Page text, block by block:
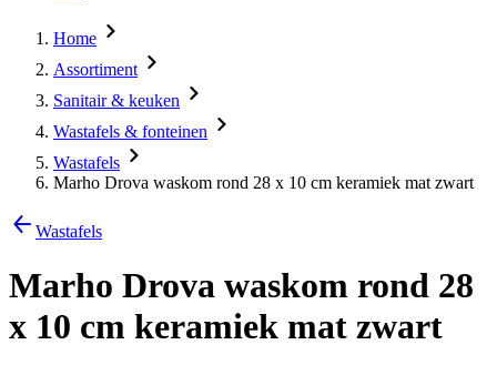
Home
Assortiment
Sanitair & keuken
Wastafels & fonteinen
Wastafels
Marho Drova waskom rond 28 x 10 cm keramiek mat zwart
Wastafels
Marho Drova waskom rond 28
x 10 cm keramiek mat zwart